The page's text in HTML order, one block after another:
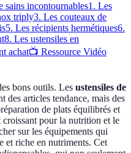
sains incontournables1. Les
triply3. Les couteaux de
5. Les récipients hermétiques6.
8. Les ustensiles en
achat📺 Ressource Vidéo
bons outils. Les ustensiles de
des articles tendance, mais des
de plats équilibrés et
pour la nutrition et le
sur les équipements qui
et riche en nutriments. Cet